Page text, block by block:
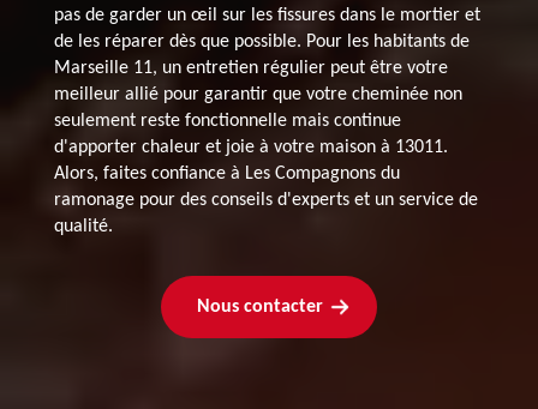
pas de garder un œil sur les fissures dans le mortier et
de les réparer dès que possible. Pour les habitants de
Marseille 11, un entretien régulier peut être votre
meilleur allié pour garantir que votre cheminée non
seulement reste fonctionnelle mais continue
d'apporter chaleur et joie à votre maison à 13011.
Alors, faites confiance à Les Compagnons du
ramonage pour des conseils d'experts et un service de
qualité.
Nous contacter